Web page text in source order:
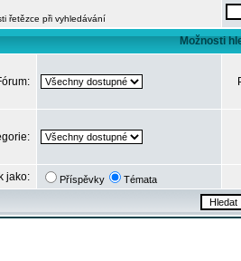
řetězce při vyhledávání
Možnosti
jako: Příspěvky Témata